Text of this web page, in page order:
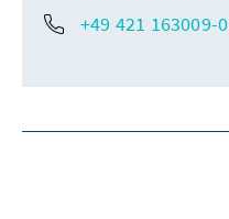
+49 421 163009-0